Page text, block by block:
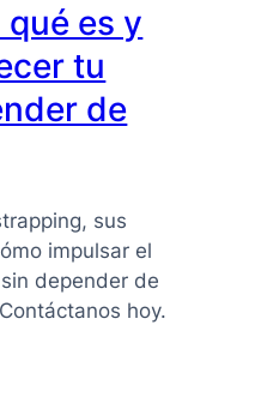
es y
tu
de
sus
impulsar el
depender de
hoy.